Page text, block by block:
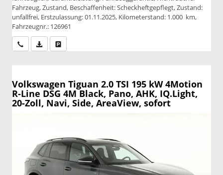
Fahrzeug, Zustand, Beschaffenheit: Scheckheftgepflegt, Zustand:
unfallfrei, Erstzulassung: 01.11.2025, Kilometerstand: 1.000 km,
Fahrzeugnr.: 126961
Wir rufen Sie anPDF-Datei, Fahrzeugexposé drucken
Volkswagen Tiguan 2.0 TSI 195 kW 4Motion
R-Line DSG 4M Black, Pano, AHK, IQ.Light,
20-Zoll, Navi, Side, AreaView, sofort